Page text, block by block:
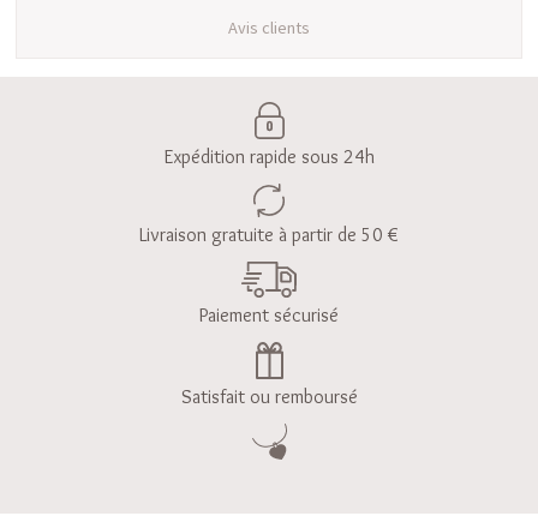
Avis clients
Expédition rapide sous 24h
Livraison gratuite à partir de 50 €
Paiement sécurisé
Satisfait ou remboursé